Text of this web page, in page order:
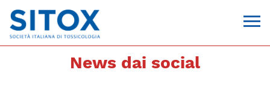
News dai social